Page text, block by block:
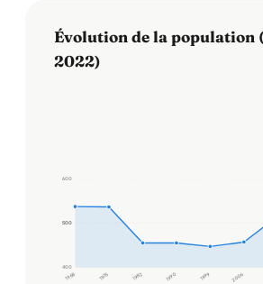
Évolution de la population
2022)
400
500
500
600
1968 1975 1982 1990 1999 2006